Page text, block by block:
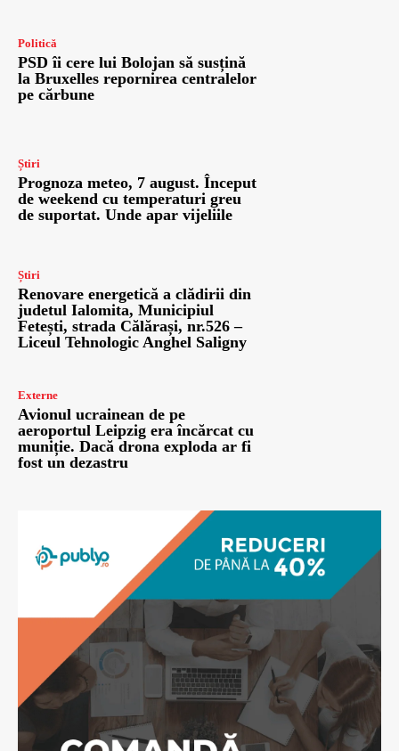
Politică
PSD îi cere lui Bolojan să susțină
la Bruxelles repornirea centralelor
pe cărbune
Știri
Prognoza meteo, 7 august. Început
de weekend cu temperaturi greu
de suportat. Unde apar vijeliile
Știri
Renovare energetică a clădirii din
judetul Ialomita, Municipiul
Fetești, strada Călărași, nr.526 –
Liceul Tehnologic Anghel Saligny
Externe
Avionul ucrainean de pe
aeroportul Leipzig era încărcat cu
muniție. Dacă drona exploda ar fi
fost un dezastru